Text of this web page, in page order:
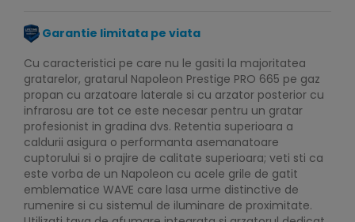
Garantie limitata pe viata
Cu caracteristici pe care nu le gasiti la majoritatea
gratarelor, gratarul Napoleon Prestige PRO 665 pe gaz
propan cu arzatoare laterale si cu arzator posterior cu
infrarosu are tot ce este necesar pentru un gratar
profesionist in gradina dvs. Retentia superioara a
caldurii asigura o performanta asemanatoare
cuptorului si o prajire de calitate superioara; veti sti ca
este vorba de un Napoleon cu acele grile de gatit
emblematice WAVE care lasa urme distinctive de
rumenire si cu sistemul de iluminare de proximitate.